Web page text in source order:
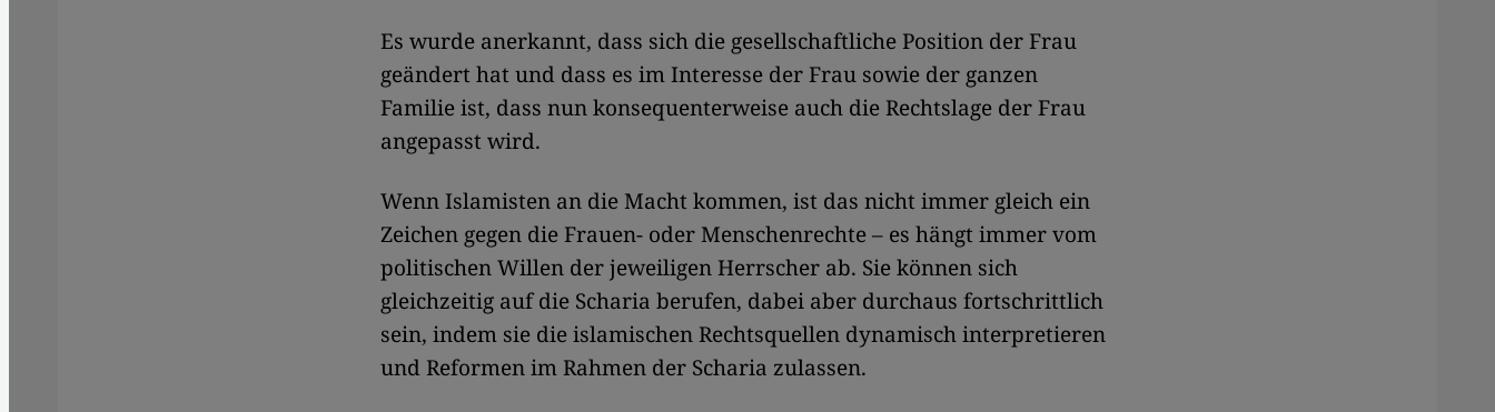
Es wurde anerkannt, dass sich die gesellschaftliche Position der Frau
geändert hat und dass es im Interesse der Frau sowie der ganzen
Familie ist, dass nun konsequenterweise auch die Rechtslage der Frau
angepasst wird.
Wenn Islamisten an die Macht kommen, ist das nicht immer gleich ein
Zeichen gegen die Frauen- oder Menschenrechte – es hängt immer vom
politischen Willen der jeweiligen Herrscher ab. Sie können sich
gleichzeitig auf die Scharia berufen, dabei aber durchaus fortschrittlich
sein, indem sie die islamischen Rechtsquellen dynamisch interpretieren
und Reformen im Rahmen der Scharia zulassen.